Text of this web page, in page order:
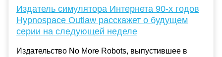
Издатель симулятора Интернета 90-х годов
Hypnospace Outlaw расскажет о будущем
серии на следующей неделе
Издательство No More Robots, выпустившее в